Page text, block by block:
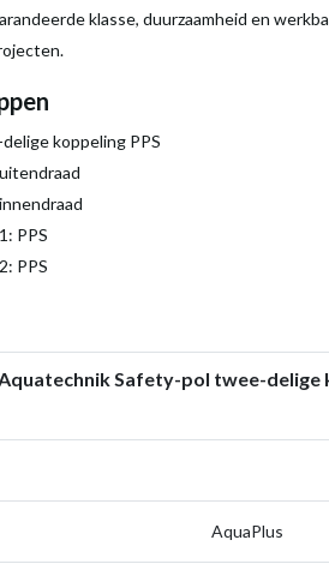
klasse, duurzaamheid en
koppeling PPS
PPS
PPS
Safety-pol twee-delige
AquaPlus